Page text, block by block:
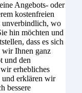
Angebots- oder
kostenfreien
unverbindlich, wo
hin möchten und
dass es sich
wir Ihnen ganz
und den
erhebliches
und erklären wir
bessere